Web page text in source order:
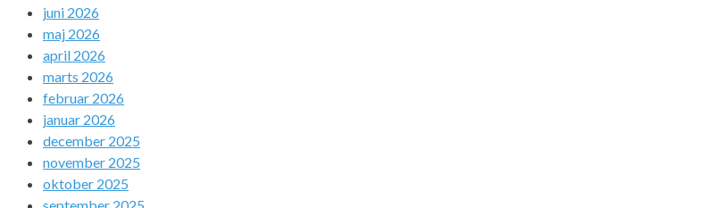
juni 2026
maj 2026
april 2026
marts 2026
februar 2026
januar 2026
december 2025
november 2025
oktober 2025